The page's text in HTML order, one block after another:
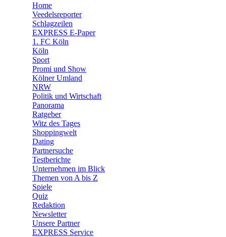
Home
Veedelsreporter
Schlagzeilen
EXPRESS E-Paper
1. FC Köln
Köln
Sport
Promi und Show
Kölner Umland
NRW
Politik und Wirtschaft
Panorama
Ratgeber
Witz des Tages
Shoppingwelt
Dating
Partnersuche
Testberichte
Unternehmen im Blick
Themen von A bis Z
Spiele
Quiz
Redaktion
Newsletter
Unsere Partner
EXPRESS Service